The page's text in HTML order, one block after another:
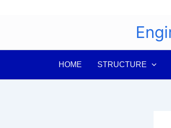
HOME STRUCTURE